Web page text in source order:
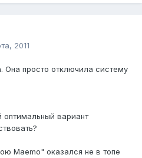
2011
Она просто отключила систему
вариант
Maemo" оказался не в топе